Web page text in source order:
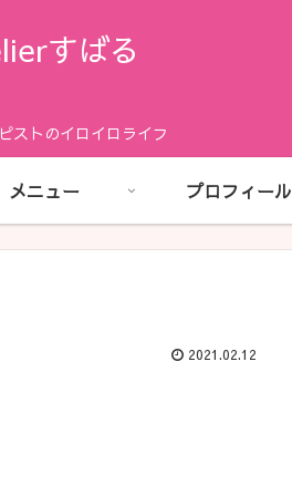
すばる
ストのイロイロライフ
メニュー プロフィール
2021.02.12